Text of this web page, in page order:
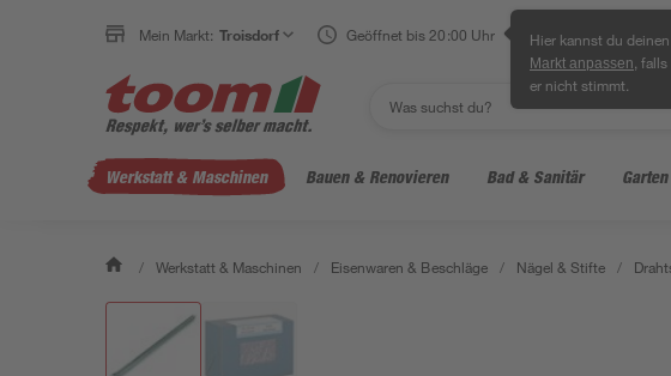
Mein Markt: Troisdorf Geöffnet bis 20:00 Uhr Hier kannst du deinen
Markt anpassen , falls
er nicht stimmt.
Werkstatt & Maschinen Bauen & Renovieren Bad & Sanitär
/ Werkstatt & Maschinen / Eisenwaren & Beschläge / Nägel & Stifte /